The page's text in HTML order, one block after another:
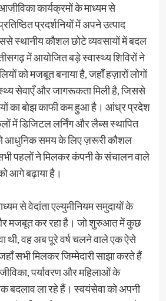
कार्यक्रमों के माध्यम से
प्रदर्शनियों में अपने उत्पाद
स्थानीय कौशल छोटे व्यवसायों में बदल
में आयोजित बड़े स्वास्थ्य शिविरों ने
को मजबूत बनाया है, जहाँ हज़ारों लोगों
सेवाएँ और जागरूकता मिली है, जिससे
का बोझ काफी कम हुआ है। आंध्र प्रदेश
में डिजिटल लर्निंग और लैब्स स्थापित
आधुनिक समय के लिए ज़रूरी कौशल
पहलों ने मिलकर कंपनी के संचालन वाले
आगे बढ़ाया है।
से वेदांता एल्युमीनियम समुदायों के
मजबूत कर रहा है। जो शुरुआत में कुछ
थी, वह अब पूरे वर्ष चलने वाले एक ऐसे
सभी मिलकर जिम्मेदारी साझा करते हैं
पर्यावरण और महिलाओं के
बदलाव ला रहे हैं। स्वयंसेवा को अपनी